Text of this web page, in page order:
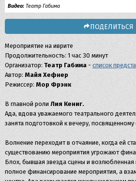
Видео: Театр Габима
ПОДЕЛИТЬСЯ
Мероприятие на иврите
Продолжительность: 1 час 30 минут
Организатор: Театр Габима - список
Автор: Майя Хефнер
Режиссер: Мор Фрэнк
В главной роли Лия Кениг.
Ада, вдова уважаемого театрального
занята подготовкой к вечеру, посвященному
Волнение переходит в отчаяние, когда ей
существованию мероприятия угрожают
Блох, бывшая звезда сцены и возлюбленная
полное финансирование мероприятия, а